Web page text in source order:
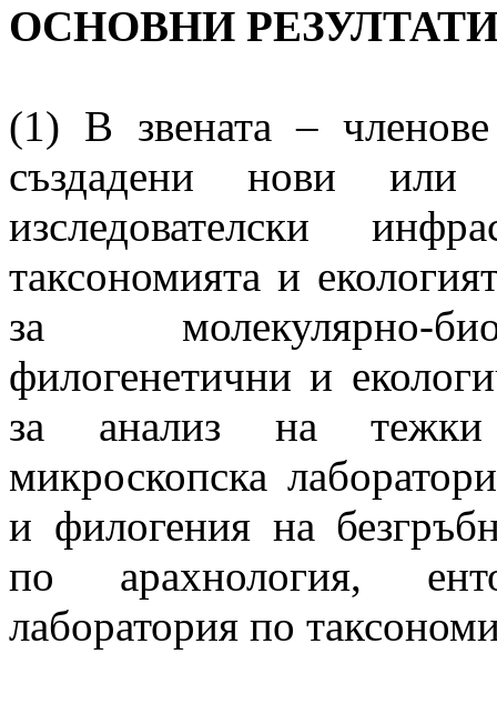
ОСНОВНИ
(1) В звената –
създадени нови или
изследователски
таксономията и
за молекулярно-
филогенетични и
за анализ на тежки
микроскопска
и филогения на
по арахнология,
лаборатория по